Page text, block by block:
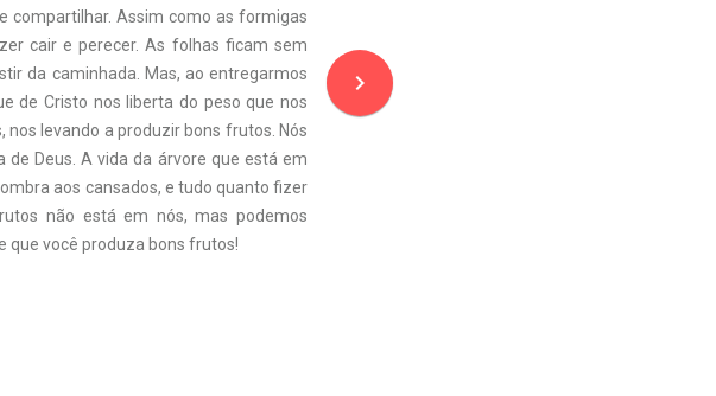
compartilhar. Assim como as formigas
cair e perecer. As folhas ficam sem
da caminhada. Mas, ao entregarmos
de Cristo nos liberta do peso que nos
nos levando a produzir bons frutos. Nós
Deus. A vida da árvore que está em
aos cansados, e tudo quanto fizer
não está em nós, mas podemos
que você produza bons frutos!
navigate_next